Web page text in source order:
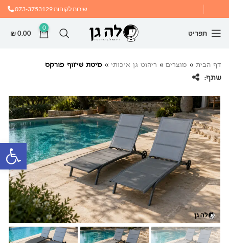
שירות לקוחות073-3753129
תפריט
0
₪0.00
דף הבית » מוצרים » ריהוט גן איכותי » מיטת שיזוף פורקס
שתף: